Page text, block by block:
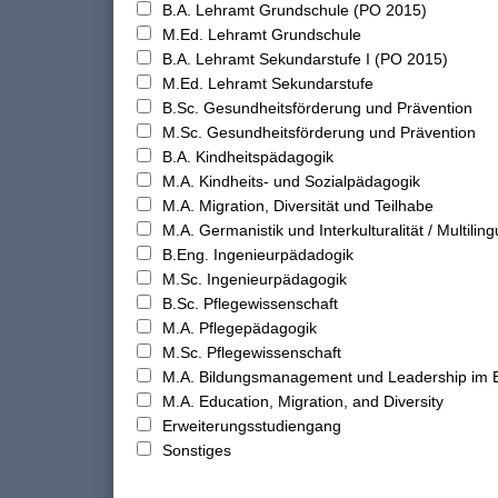
B.A. Lehramt Grundschule (PO 2015)
M.Ed. Lehramt Grundschule
B.A. Lehramt Sekundarstufe I (PO 2015)
M.Ed. Lehramt Sekundarstufe
B.Sc. Gesundheitsförderung und Prävention
M.Sc. Gesundheitsförderung und Prävention
B.A. Kindheitspädagogik
M.A. Kindheits- und Sozialpädagogik
M.A. Migration, Diversität und Teilhabe
M.A. Germanistik und Interkulturalität /
B.Eng. Ingenieurpädadogik
M.Sc. Ingenieurpädagogik
B.Sc. Pflegewissenschaft
M.A. Pflegepädagogik
M.Sc. Pflegewissenschaft
M.A. Bildungsmanagement und Leadership im
M.A. Education, Migration, and Diversity
Erweiterungsstudiengang
Sonstiges